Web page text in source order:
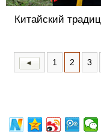
Китайский
1 2 3